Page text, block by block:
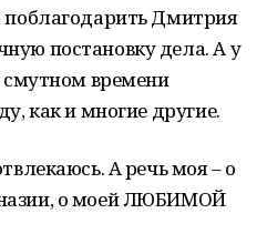
поблагодарить Дмитрия
постановку дела. А у
смутном времени
как и многие другие.
А речь моя – о
о моей ЛЮБИМОЙ